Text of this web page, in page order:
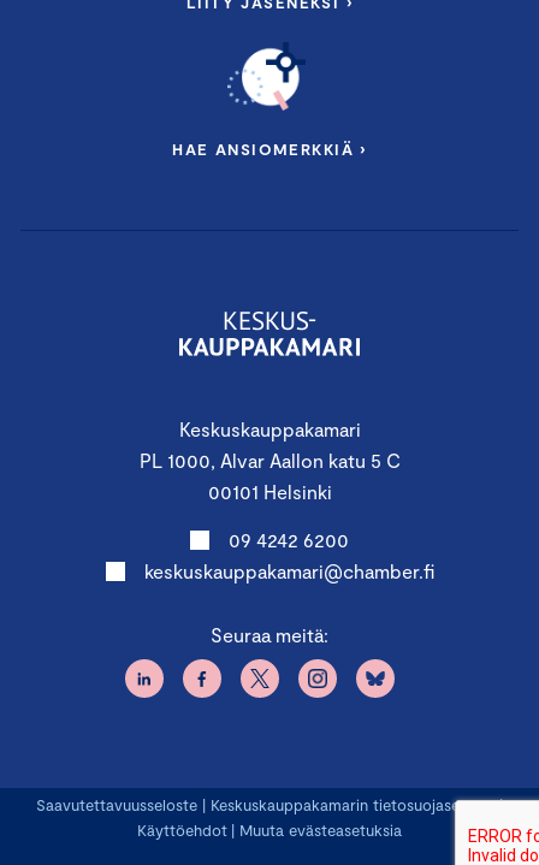
Keskuskauppakamari
PL 1000, Alvar Aallon katu 5 C
00101 Helsinki
09 4242 6200
keskuskauppakamari@chamber.fi
Seuraa meitä:
HAE ANSIOMERKKIÄ ›
Saavutettavuusseloste | Keskuskauppakamarin tietosuojaseloste|
Käyttöehdot | Muuta evästeasetuksia